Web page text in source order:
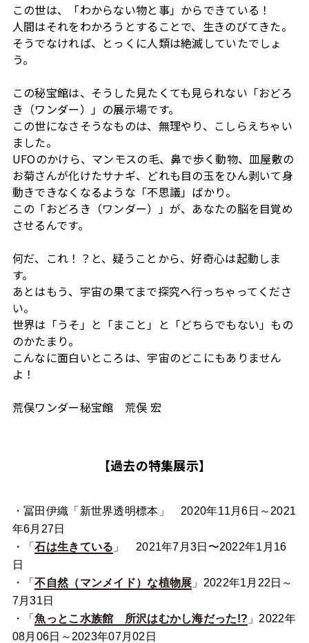
この世は、「わからない物と事」からできている！
人間はそれをわかろうとすることで、生きのびてきた。
そうでなければ、とっくに人類は絶滅していたでしょ
う。
この秘宝館は、そうした見たくても見られない「おどろ
き（ワンダー）」の展示場です。
この世になさそうなものは、無理やり、こしらえちゃい
ました。
UFOのかけら、マンモスの毛、鼻で歩く動物、皿屋敷の
お菊さんが化けたサナギ、どれも目の玉をひん剥いて身
動きできなくなるような「不思議」ばかり。
この「おどろき（ワンダー）」が、あなたの脳を目覚め
させるんです。
何だ、これ！？と、疑うことから、好奇心は起動しま
す。
あとはもう、宇宙の果てまで探究へ行っちゃってくださ
い。
世界は「うそ」と「まこと」と「どちらでもない」もの
のかたまり。
こんなに面白いところは、宇宙のどこにもありません
よ！
荒俣ワンダー秘宝館 荒俣 宏
【過去の特集展示】
・冨田伊織「新世界透明標本」 2020年11 月6 日～ 2021
年6月 27日
・「石は生きている 」 2021年7 月 3日〜2022年1 月 16
日
・「不自然（マンメイド）な植物展 」 2022年1 月 22 日～
7月31 日
・「魚っとこ水族館 所沢はむかし海だった!? 」 2022年
08月 06日～ 2023年07月02 日